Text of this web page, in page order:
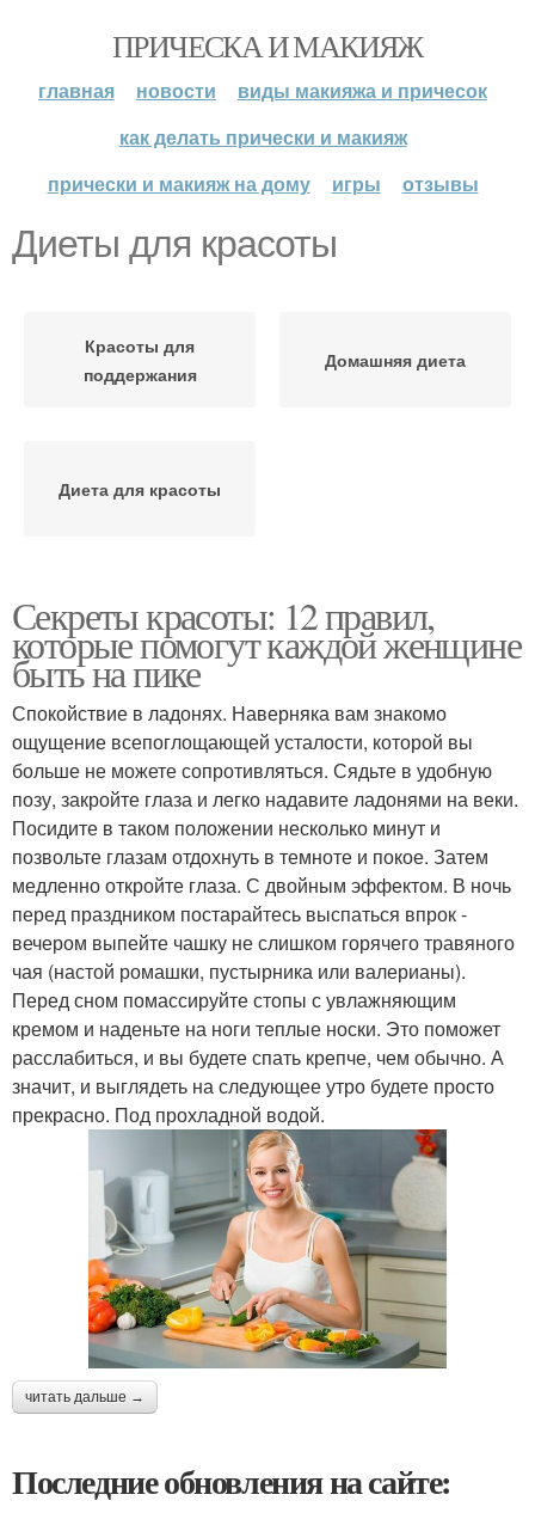
ПРИЧЕСКА И МАКИЯЖ
главная новости
виды макияжа и причесок
как делать прически и макияж
прически и макияж на дому
игры отзывы
Диеты для красоты
Красоты для
поддержания
Домашняя диета
Диета для красоты
Секреты красоты: 12 правил,
которые помогут каждой женщине
быть на пике
Спокойствие в ладонях. Наверняка вам знакомо
ощущение всепоглощающей усталости, которой вы
больше не можете сопротивляться. Сядьте в удобную
позу, закройте глаза и легко надавите ладонями на веки.
Посидите в таком положении несколько минут и
позвольте глазам отдохнуть в темноте и покое. Затем
медленно откройте глаза. С двойным эффектом. В ночь
перед праздником постарайтесь выспаться впрок -
вечером выпейте чашку не слишком горячего травяного
чая (настой ромашки, пустырника или валерианы).
Перед сном помассируйте стопы с увлажняющим
кремом и наденьте на ноги теплые носки. Это поможет
расслабиться, и вы будете спать крепче, чем обычно. А
значит, и выглядеть на следующее утро будете просто
прекрасно. Под прохладной водой.
читать дальше →
Последние обновления на сайте: